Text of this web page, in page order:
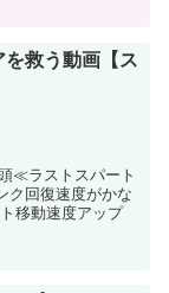
救う動画【ス
ラストスパート
ク回復速度がかな
移動速度アップ